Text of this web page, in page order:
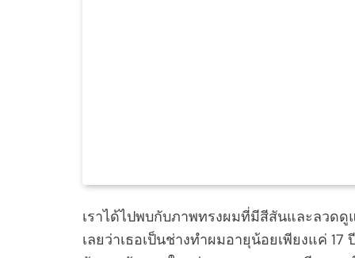
เราได้ไปพบกับภาพทรงผมที่มีสีสันและลวดดู
เลยว่าเธอเป็นช่างทำผมอายุน้อยเพียงแค่